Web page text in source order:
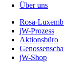
Über uns
Rosa-
jW-Prozess
Aktionsbüro
jW-Shop